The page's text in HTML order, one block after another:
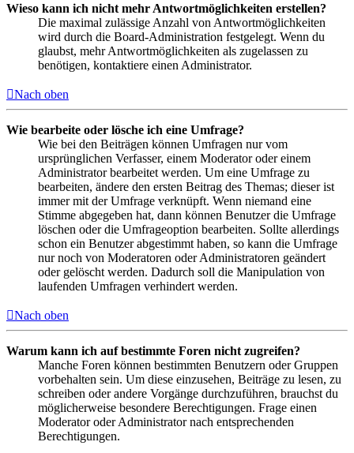
Wieso kann ich nicht mehr Antwortmöglichkeiten erstellen?
Die maximal zulässige Anzahl von Antwortmöglichkeiten
wird durch die Board-Administration festgelegt. Wenn du
glaubst, mehr Antwortmöglichkeiten als zugelassen zu
benötigen, kontaktiere einen Administrator.
Nach oben
Wie bearbeite oder lösche ich eine Umfrage?
Wie bei den Beiträgen können Umfragen nur vom
ursprünglichen Verfasser, einem Moderator oder einem
Administrator bearbeitet werden. Um eine Umfrage zu
bearbeiten, ändere den ersten Beitrag des Themas; dieser ist
immer mit der Umfrage verknüpft. Wenn niemand eine
Stimme abgegeben hat, dann können Benutzer die Umfrage
löschen oder die Umfrageoption bearbeiten. Sollte allerdings
schon ein Benutzer abgestimmt haben, so kann die Umfrage
nur noch von Moderatoren oder Administratoren geändert
oder gelöscht werden. Dadurch soll die Manipulation von
laufenden Umfragen verhindert werden.
Nach oben
Warum kann ich auf bestimmte Foren nicht zugreifen?
Manche Foren können bestimmten Benutzern oder Gruppen
vorbehalten sein. Um diese einzusehen, Beiträge zu lesen, zu
schreiben oder andere Vorgänge durchzuführen, brauchst du
möglicherweise besondere Berechtigungen. Frage einen
Moderator oder Administrator nach entsprechenden
Berechtigungen.